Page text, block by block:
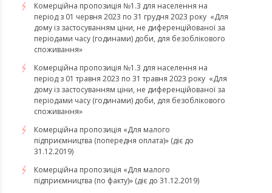
​​​​​​​Комерційна пропозиція №1.3 для населення на
період з 01 червня 2023 по 31 грудня 2023 року «Для
дому із застосуванням ціни, не диференційованої за
періодами часу (годинами) доби, для безоблікового
споживання»
​​​​​​​Комерційна пропозиція №1.3 для населення на
період з 01 травня 2023 по 31 травня 2023 року «Для
дому із застосуванням ціни, не диференційованої за
періодами часу (годинами) доби, для безоблікового
споживання»
Комерційна пропозиція «Для малого
підприємництва (попередня оплата)» (діє до
31.12.2019)
Комерційна пропозиція «Для малого
підприємництва (по факту)» (діє до 31.12.2019)